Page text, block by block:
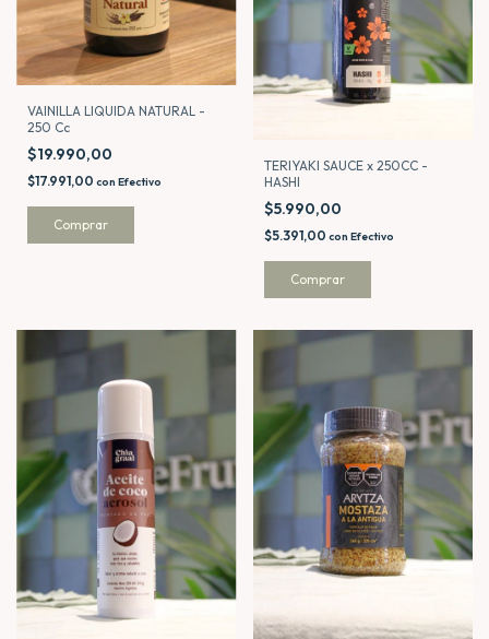
VAINILLA LIQUIDA NATURAL -
250 Cc
$19.990,00
$17.991,00 con Efectivo
TERIYAKI SAUCE x 250CC -
HASHI
$5.990,00
$5.391,00 con Efectivo